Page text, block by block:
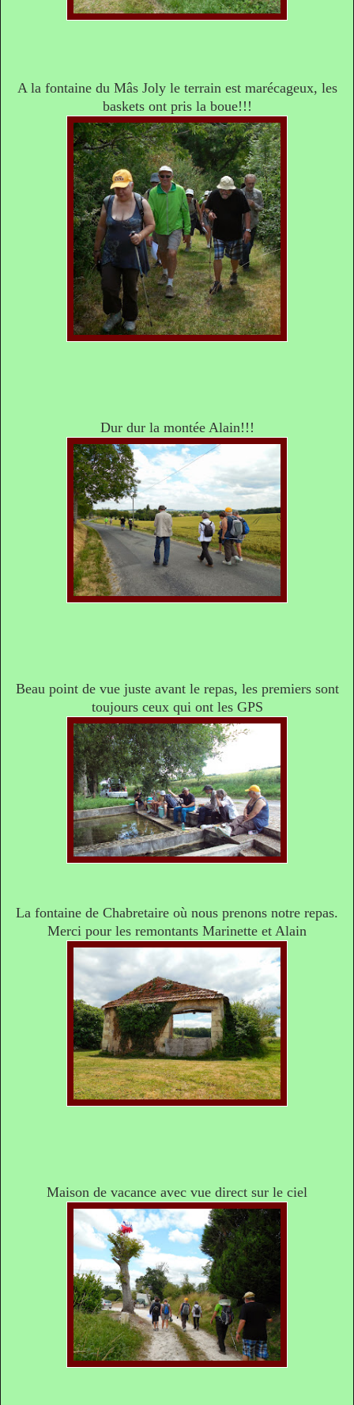
A la fontaine du Mâs Joly le terrain est marécageux, les
baskets ont pris la boue!!!
Dur dur la montée Alain!!!
Beau point de vue juste avant le repas, les premiers sont
toujours ceux qui ont les GPS
La fontaine de Chabretaire où nous prenons notre repas.
Merci pour les remontants Marinette et Alain
Maison de vacance avec vue direct sur le ciel